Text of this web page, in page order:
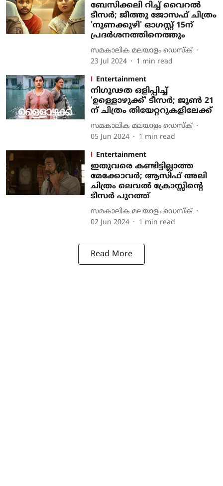
ബേസിക്കലി റിച്ച് വൈറല്‍
ടീസര്‍; ജീത്തു ജോസഫ് ചിത്രം
'നുണക്കുഴി' ഓഗസ്റ്റ് 15ന്
പ്രദര്‍ശനത്തിനെത്തും
സമകാലിക മലയാളം ഡെസ്ക്
23 Jul 2024
1 min read
Entertainment
നിഗൂഢത ഒളിപ്പിച്ച്
'ഉള്ളൊഴുക്ക്' ടീസര്‍; ജൂണ്‍ 21
ന് ചിത്രം തിയേറ്ററുകളിലേക്ക്
സമകാലിക മലയാളം ഡെസ്ക്
05 Jun 2024
1 min read
Entertainment
ഇതുവരെ കണ്ടിട്ടില്ലാത്ത
മേക്കോവര്‍; ആസിഫ് അലി
ചിത്രം ലെവല്‍ ക്രോസ്സിന്റെ
ടീസര്‍ പുറത്ത്
സമകാലിക മലയാളം ഡെസ്ക്
02 Jun 2024
1 min read
Read More